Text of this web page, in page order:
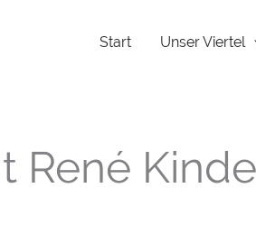
Start Unser Viertel
René